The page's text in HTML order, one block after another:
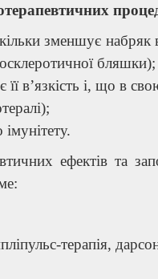
зменшує
бляшки);
в’язкість і, що в
ефектів та
терапія,